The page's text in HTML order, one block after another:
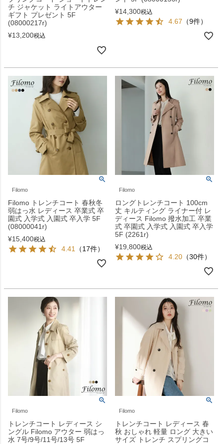
チ ジャケット ライトアウター
ギフト プレゼント 5F
(08000217r)
¥13,200税込
¥14,300税込
4.67 （9件）
Filomo
Filomo トレンチコート 春秋冬
弱はっ水 レディース 卒業式 卒
園式 入学式 入園式 卒入学 5F
(08000041r)
¥15,400税込
4.41 （17件）
Filomo
ロングトレンチコート 100cm
丈 キルティング ライナー付 レ
ディース Filomo 撥水加工 卒業
式 卒園式 入学式 入園式 卒入学
5F (2261r)
¥19,800税込
4.20 （30件）
Filomo
トレンチコート レディース シ
ングル Filomo アウター 弱はっ
水 7号/9号/11号/13号 5F
Filomo
トレンチコート レディース 春
秋 おしゃれ 軽量 ロング 大きい
サイズ トレンチ スプリングコ